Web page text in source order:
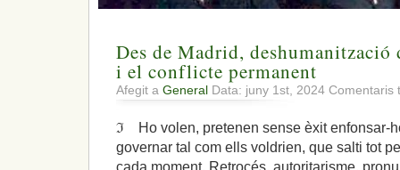
Des de Madrid,
i el conflicte permanent
Afegit a General Data: juny 1st, 2024 Comentaris
ℑ Ho volen, pretenen sense èxit enfonsar-
governar tal com ells voldrien, que salti tot
cada moment. Retrocés, autoritarisme,